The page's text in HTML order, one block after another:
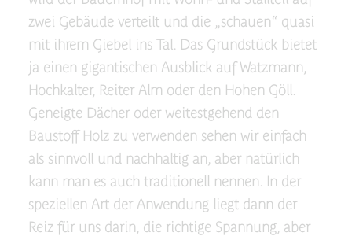
zwei Gebäude verteilt und die „schauen“ quasi
mit ihrem Giebel ins Tal. Das Grundstück bietet
ja einen gigantischen Ausblick auf Watzmann,
Hochkalter, Reiter Alm oder den Hohen Göll.
Geneigte Dächer oder weitestgehend den
Baustoff Holz zu verwenden sehen wir einfach
als sinnvoll und nachhaltig an, aber natürlich
kann man es auch traditionell nennen. In der
speziellen Art der Anwendung liegt dann der
Reiz für uns darin, die richtige Spannung, aber